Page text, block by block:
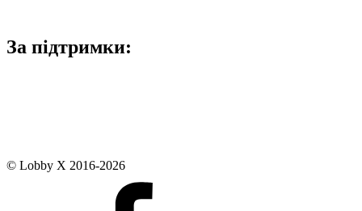
За підтримки:
© Lobby X 2016-2026